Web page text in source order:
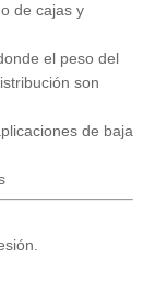
de cajas y
el peso del
son
de baja